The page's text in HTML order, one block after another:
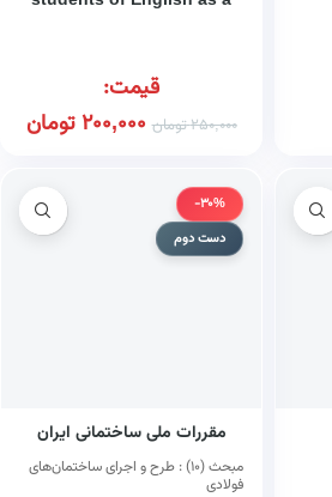
قیمت:
250,000تومان 200,000تومان
-30%
دست دوم
مقررات ملی ساختمانی ایران
مبحث (۱۰) : طرح و اجرای ساختمان‌های
فولادی